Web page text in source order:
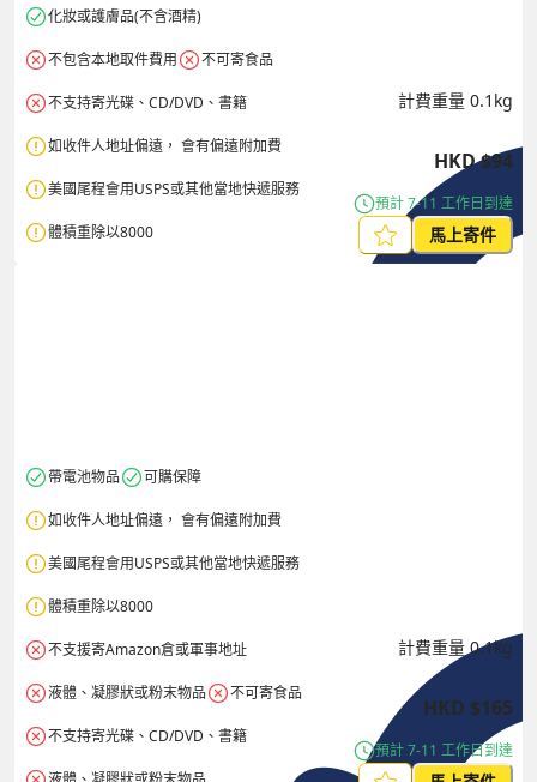
化妝或護膚品(不含酒精)
不包含本地取件費用 不可寄食品
不支持寄光碟、CD/DVD、書籍
如收件人地址偏遠， 會有偏遠附加費
美國尾程會用USPS或其他當地快遞服務
體積重除以8000
計費重量 0.1 kg
HKD$94
預計 7-11 工作日到達
馬上寄件
帶電池物品 可購保障
如收件人地址偏遠， 會有偏遠附加費
美國尾程會用USPS或其他當地快遞服務
體積重除以8000
不支援寄Amazon倉或軍事地址
液體、凝膠狀或粉末物品 不可寄食品
不支持寄光碟、CD/DVD、書籍
計費重量 0.1kg
HKD $165
預計 7-11 工作日到達